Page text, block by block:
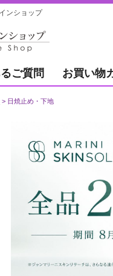
ンショップ
ご質問 お買い物
日焼止め・下地